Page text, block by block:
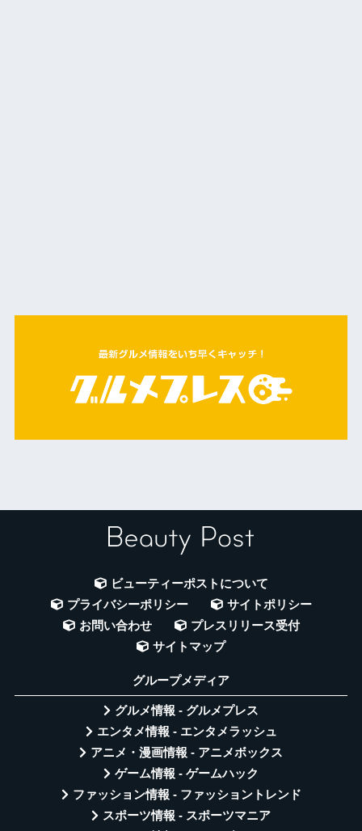
ビューティーポストについて
プライバシーポリシー
サイトポリシー
お問い合わせ
プレスリリース受付
サイトマップ
グループメディア
グルメ情報 - グルメプレス
エンタメ情報 - エンタメラッシュ
アニメ・漫画情報 - アニメボックス
ゲーム情報 - ゲームハック
ファッション情報 - ファッショントレンド
スポーツ情報 - スポーツマニア